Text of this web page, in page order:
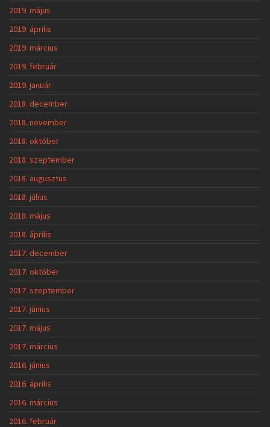
2019. május
2019. április
2019. március
2019. február
2019. január
2018. december
2018. november
2018. október
2018. szeptember
2018. augusztus
2018. július
2018. május
2018. április
2017. december
2017. október
2017. szeptember
2017. június
2017. május
2017. március
2016. június
2016. április
2016. március
2016. február